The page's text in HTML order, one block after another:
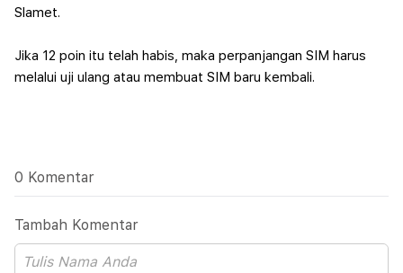
Slamet.
Jika 12 poin itu telah habis, maka perpanjangan SIM harus
melalui uji ulang atau membuat SIM baru kembali.
0 Komentar
Tambah Komentar